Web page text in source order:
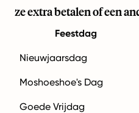
ze extra betalen of een
Feestdag
Nieuwjaarsdag
Moshoeshoe's Dag
Goede Vrijdag